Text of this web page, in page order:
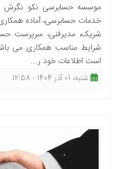
موسسه حسابرسی نکو نگرش
خدمات حسابرسی، آماده
شریک، مدیرفنی، سرپرست
شرایط مناسب همکاری می
است اطلاعات خود ر...
شنبه، 01 آذر 1404 - 12:58